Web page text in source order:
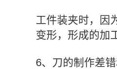
工件装夹时，因
变形，形成的加
6、刀的制作差